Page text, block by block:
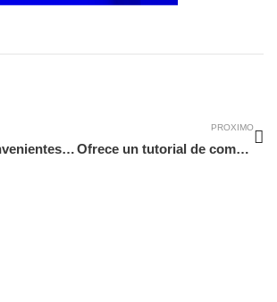
Ventajas e inconvenientes de comprar un coche de segunda mano
PROXIMO
Ofrece un tutorial de compra en tu tienda online